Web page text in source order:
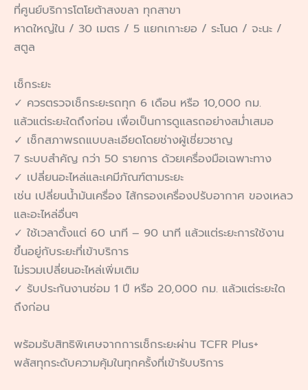
ที่ศูนย์บริการโตโยต้าสงขลา ทุกสาขา
หาดใหญ่ใน / 30 เมตร / 5 แยกเกาะยอ / ระโนด / จะนะ /
สตูล
เช็กระยะ
✓ ควรตรวจเช็กระยะรถทุก 6 เดือน หรือ 10,000 กม.
แล้วแต่ระยะใดถึงก่อน เพื่อเป็นการดูแลรถอย่างสม่ำเสมอ
✓ เช็กสภาพรถแบบละเอียดโดยช่างผู้เชี่ยวชาญ
7 ระบบสำคัญ กว่า 50 รายการ ด้วยเครื่องมือเฉพาะทาง
✓ เปลี่ยนอะไหล่และเคมีภัณฑ์ตามระยะ
เช่น เปลี่ยนน้ำมันเครื่อง ไส้กรองเครื่องปรับอากาศ ของเหลว
และอะไหล่อื่นๆ
✓ ใช้เวลาตั้งแต่ 60 นาที – 90 นาที แล้วแต่ระยะการใช้งาน
ขึ้นอยู่กับระยะที่เข้าบริการ
ไม่รวมเปลี่ยนอะไหล่เพิ่มเติม
✓ รับประกันงานซ่อม 1 ปี หรือ 20,000 กม. แล้วแต่ระยะใด
ถึงก่อน
พร้อมรับสิทธิพิเศษจากการเช็กระยะผ่าน TCFR Plus+
พลัสทุกระดับความคุ้มในทุกครั้งที่เข้ารับบริการ